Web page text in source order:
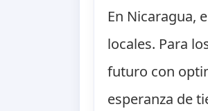
En Nicaragua,
locales. Para
futuro con
esperanza de